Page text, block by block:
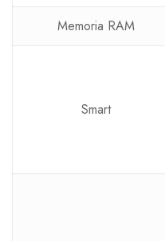
Memoria RAM
Smart